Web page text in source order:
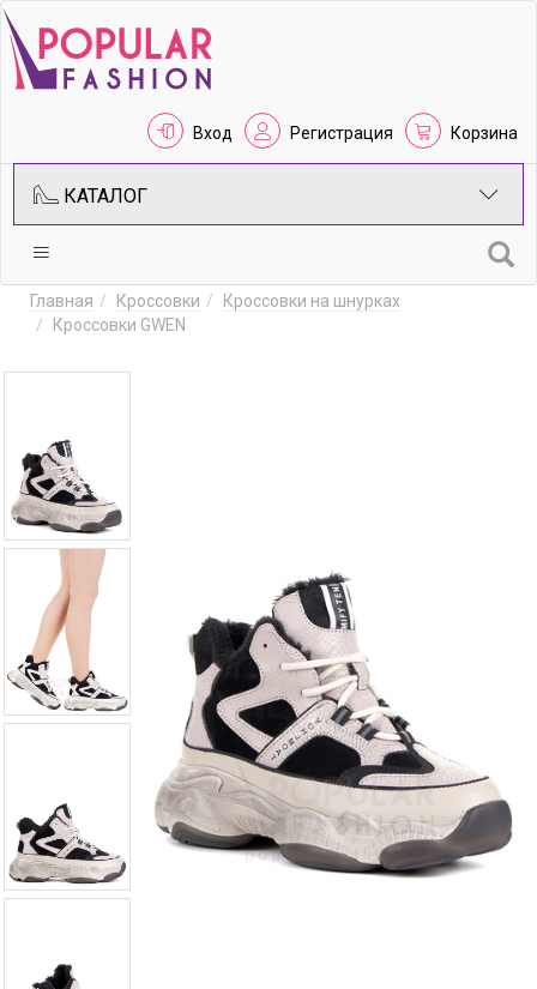
Вход Регистрация Корзина
КАТАЛОГ
Главная Кроссовки
Кроссовки на шнурках
Кроссовки GWEN